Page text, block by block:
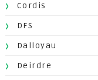
Cordis
DFS
Dalloyau
Deirdre